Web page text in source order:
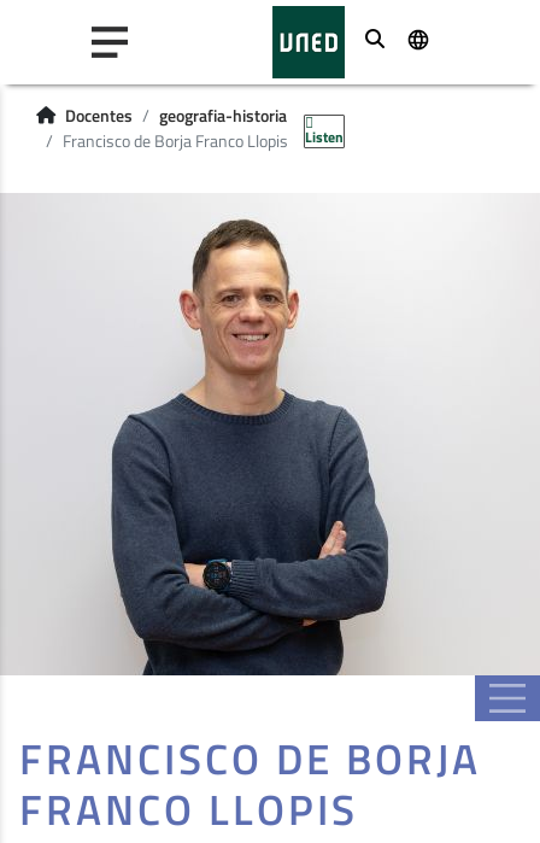
Buscar
Docentes
geografia-historia
Francisco de Borja Franco Llopis
Listen
FRANCISCO DE BORJA
FRANCO LLOPIS